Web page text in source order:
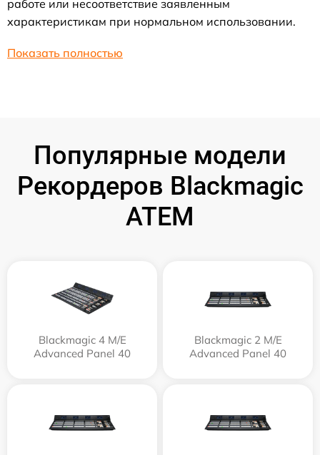
работе или несоответствие заявленным
характеристикам при нормальном использовании.
Показать полностью
Популярные модели
Рекордеров Blackmagic
ATEM
Blackmagic 4 M/E
Advanced Panel 40
Blackmagic 2 M/E
Advanced Panel 40